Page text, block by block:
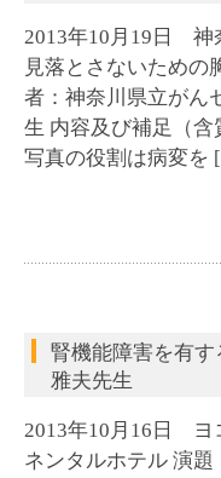
2013年10月19日 神
見落とさないための
者：神奈川県立が
生 内容及び補足（
写真の役割は病変
腎機能障害を有
雅夫先生
2013年10月16日 ヨ
ネンタルホテル 演